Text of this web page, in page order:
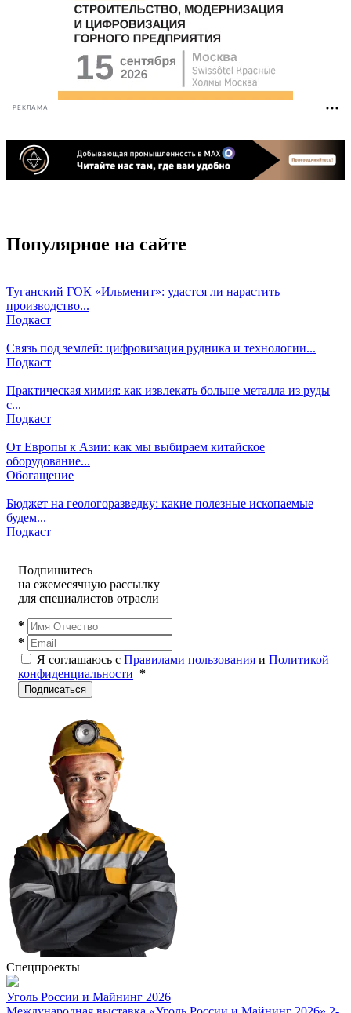
РЕКЛАМА
Популярное на сайте
Туганский ГОК «Ильменит»: удастся ли нарастить
производство...
Подкаст
Связь под землей: цифровизация рудника и технологии...
Подкаст
Практическая химия: как извлекать больше металла из руды
с...
Подкаст
От Европы к Азии: как мы выбираем китайское
оборудование...
Обогащение
Бюджет на геологоразведку: какие полезные ископаемые
будем...
Подкаст
Подпишитесь
на ежемесячную рассылку
для специалистов отрасли
*
*
Я соглашаюсь с Правилами пользования и Политикой
конфиденциальности *
Подписаться
Спецпроекты
Уголь России и Майнинг 2026